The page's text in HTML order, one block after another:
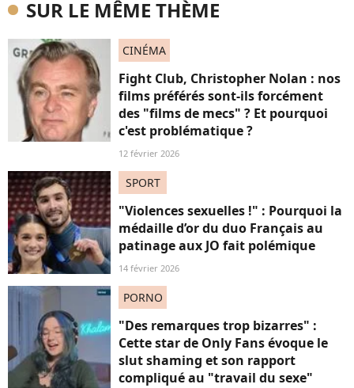
SUR LE MÊME THÈME
CINÉMA
Fight Club, Christopher Nolan : nos
films préférés sont-ils forcément
des "films de mecs" ? Et pourquoi
c'est problématique ?
12 février 2026
SPORT
"Violences sexuelles !" : Pourquoi la
médaille d’or du duo Français au
patinage aux JO fait polémique
14 février 2026
PORNO
"Des remarques trop bizarres" :
Cette star de Only Fans évoque le
slut shaming et son rapport
compliqué au "travail du sexe"